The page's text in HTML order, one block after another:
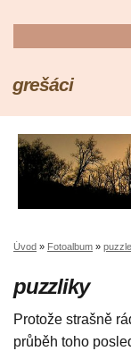
grešáci
Úvod » Fotoalbum » puzzle
puzzliky
Protože strašně
průběh toho